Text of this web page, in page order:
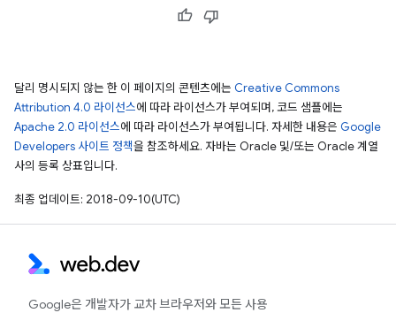
달리 명시되지 않는 한 이 페이지의 콘텐츠에는 Creative Commons
Attribution 4.0 라이선스에 따라 라이선스가 부여되며, 코드 샘플에는
Apache 2.0 라이선스에 따라 라이선스가 부여됩니다. 자세한 내용은 Google
Developers 사이트 정책을 참조하세요. 자바는 Oracle 및/또는 Oracle 계열
사의 등록 상표입니다.
최종 업데이트: 2018-09-10(UTC)
Google은 개발자가 교차 브라우저와 모든 사용